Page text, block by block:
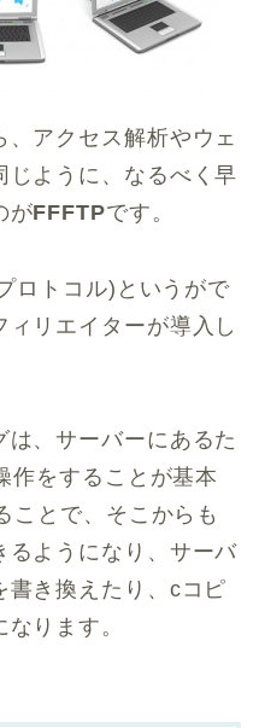
アクセス解析やウェ
じように、なるべく早
がFFFTPです。
ロトコル)というがで
リエイターが導入し
、サーバーにあるた
作をすることが基本
ことで、そこからも
るようになり、サーバ
書き換えたり、cコピ
ります。